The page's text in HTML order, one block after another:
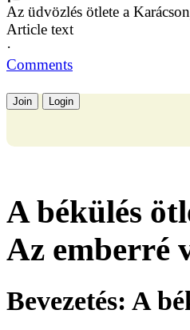
Az üdvözlés ötlete a
Article text
·
Comments
Join Login
A békülés
Az emberré
Bevezetés: A